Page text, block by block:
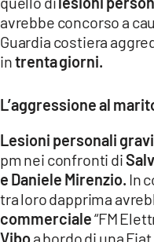
avrebbe concorso a
Guardia costiera
intrentagiorni.
L’aggressione al
Lesioni personali gravi
pm nei confronti di
e Daniele Mirenzio. In
tra loro dapprima
commerciale“FM
Viboa bordo di una